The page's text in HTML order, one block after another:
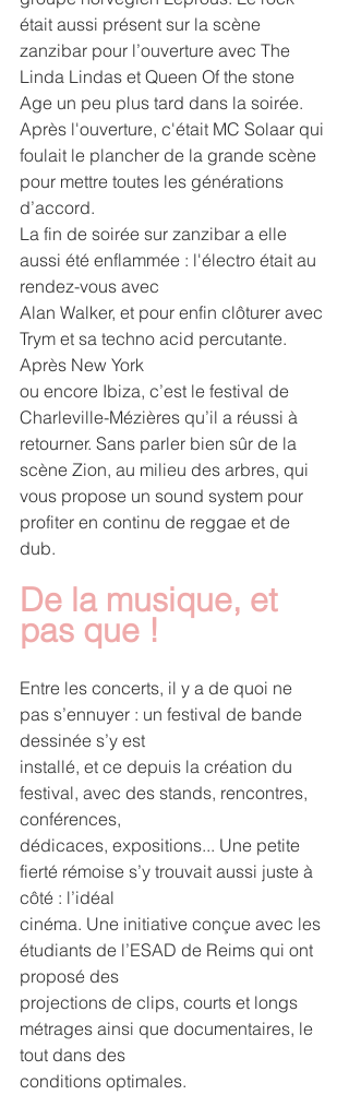
était aussi présent sur la scène
zanzibar pour l’ouverture avec The
Linda Lindas et Queen Of the stone
Age un peu plus tard dans la soirée.
Après l'ouverture, c'était MC Solaar qui
foulait le plancher de la grande scène
pour mettre toutes les générations
d’accord.
La fin de soirée sur zanzibar a elle
aussi été enflammée : l'électro était au
rendez-vous avec
Alan Walker, et pour enfin clôturer avec
Trym et sa techno acid percutante.
Après New York
ou encore Ibiza, c’est le festival de
Charleville-Mézières qu’il a réussi à
retourner. Sans parler bien sûr de la
scène Zion, au milieu des arbres, qui
vous propose un sound system pour
profiter en continu de reggae et de
dub.
De la musique, et
pas que !
Entre les concerts, il y a de quoi ne
pas s’ennuyer : un festival de bande
dessinée s’y est
installé, et ce depuis la création du
festival, avec des stands, rencontres,
conférences,
dédicaces, expositions... Une petite
fierté rémoise s’y trouvait aussi juste à
côté : l’idéal
cinéma. Une initiative conçue avec les
étudiants de l’ESAD de Reims qui ont
proposé des
projections de clips, courts et longs
métrages ainsi que documentaires, le
tout dans des
conditions optimales.